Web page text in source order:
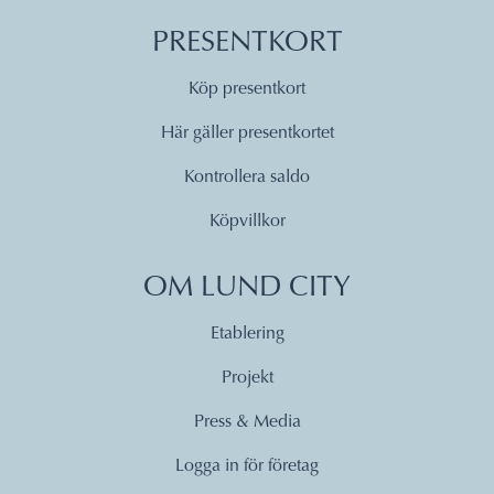
OM 14 DAGAR
SÖNDAG 23 AUGUSTI 2026, KL
OM 15 DAGAR
PRESENTKORT
Köp presentkort
Här gäller presentkortet
Kontrollera saldo
Köpvillkor
OM LUND CITY
Etablering
Projekt
Press & Media
Logga in för företag